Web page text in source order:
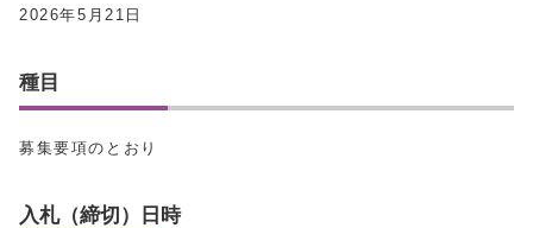
2026年5月21日
種目
募集要項のとおり
入札（締切）日時